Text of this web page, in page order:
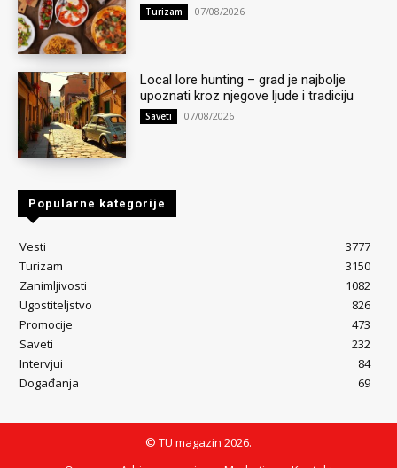
Turizam 07/08/2026
Local lore hunting – grad je najbolje
upoznati kroz njegove ljude i tradiciju
Saveti 07/08/2026
Popularne kategorije
Vesti
3777
Turizam
3150
Zanimljivosti
1082
Ugostiteljstvo
826
Promocije
473
Saveti
232
Intervjui
84
Događanja
69
© TU magazin 2026.